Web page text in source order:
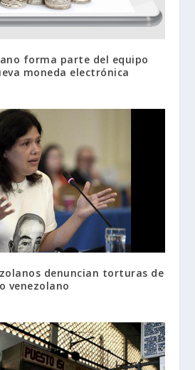
forma parte del equipo
moneda electrónica
denuncian torturas de
venezolano